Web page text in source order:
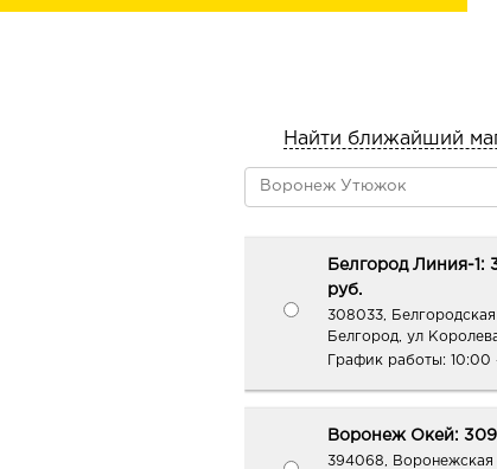
Найти ближайший
Белгород Линия-1:
руб.
308033,
Белгород, ул
График работы: 10:00
Воронеж Окей:
394068, Воронежская